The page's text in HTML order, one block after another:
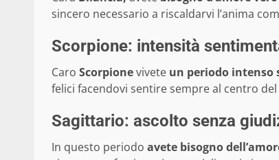
sincero necessario a riscaldarvi l’anima
Scorpione: intensità
Caro Scorpionevivete un periodo intenso
felici facendovi sentire sempre al centro
Sagittario: ascolto senza
In questo periodo avete bisogno